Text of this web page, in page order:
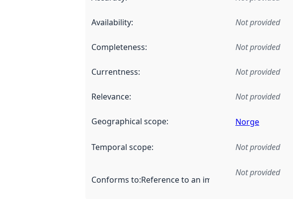
Availability: Not provided
Completeness: Not provided
Currentness: Not provided
Relevance: Not provided
Geographical scope: Norge
Temporal scope: Not provided
Conforms to:Reference to an implementation rule
Not provided